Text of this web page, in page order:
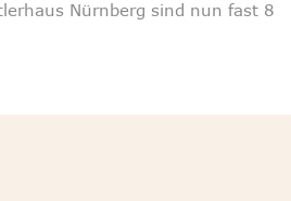
Nürnberg sind nun fast 8